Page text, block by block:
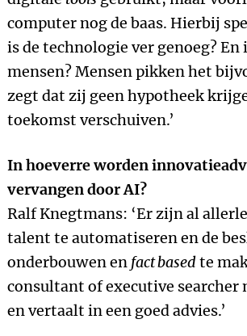
computer nog de baas. Hierbij
is de technologie ver genoeg? En
mensen? Mensen pikken het
zegt dat zij geen hypotheek
toekomst verschuiven.’
In hoeverre worden
vervangen door AI?
Ralf Knegtmans: ‘Er zijn al
talent te automatiseren en de
onderbouwen en fact basedte
consultant of executive searcher
en vertaalt in een goed advies.’